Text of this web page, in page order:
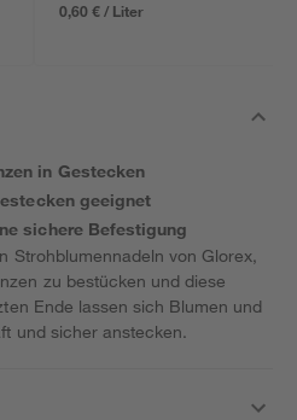
0,60 € / Liter
in Gestecken
geeignet
sichere Befestigung
Strohblumennadeln von Glorex,
zu bestücken und diese
Ende lassen sich Blumen und
und sicher anstecken.